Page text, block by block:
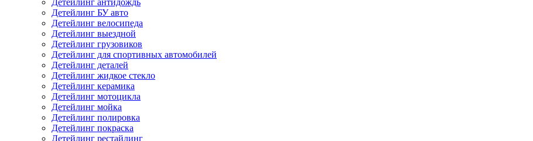
Детейлинг антидождь
Детейлинг БУ авто
Детейлинг велосипеда
Детейлинг выездной
Детейлинг грузовиков
Детейлинг для спортивных автомобилей
Детейлинг деталей
Детейлинг жидкое стекло
Детейлинг керамика
Детейлинг мотоцикла
Детейлинг мойка
Детейлинг полировка
Детейлинг покраска
Детейлинг рестайлинг